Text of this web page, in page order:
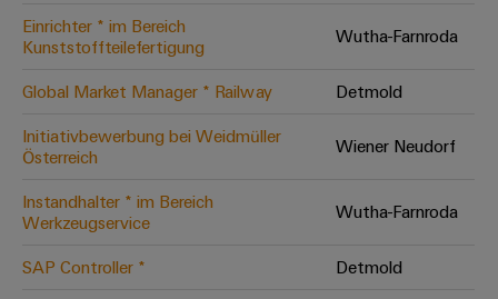
Modifizierte
und
bestückte
Kundenspezifische
Kabelkonfektionierung
Einrichter * im Bereich
Kunststoffteilefertigung
Wutha-Farnroda
Global Market Manager * Railway
Detmold
Initiativbewerbung bei Weidmüller
Österreich
Wiener Neudorf
Instandhalter * im Bereich
Werkzeugservice
Wutha-Farnroda
SAP Controller *
Detmold